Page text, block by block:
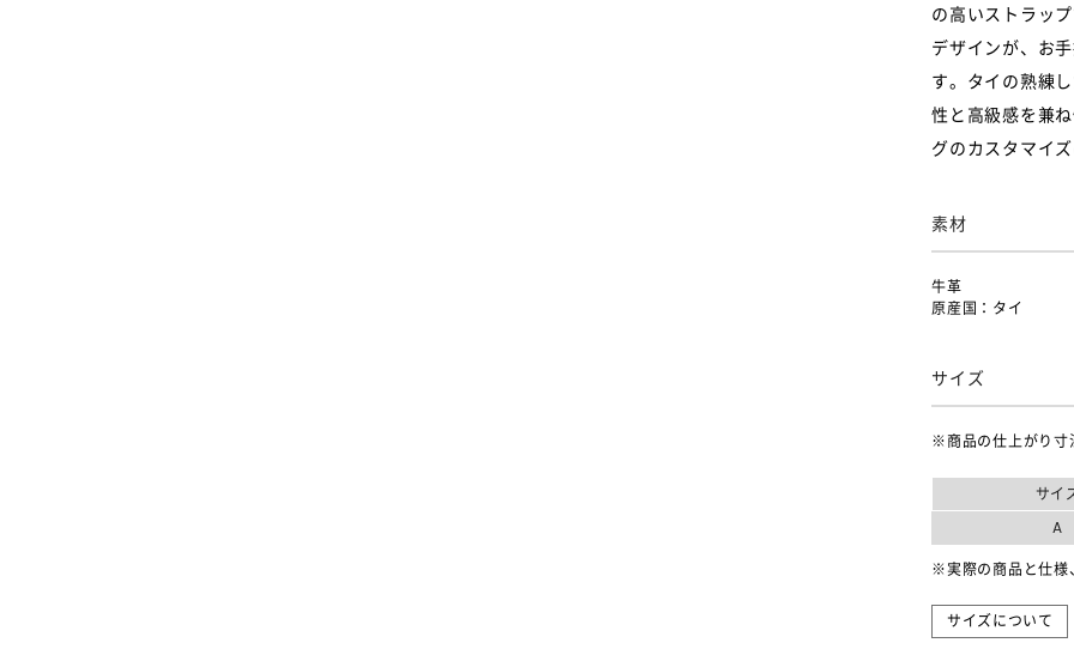
の高いストラッ
デザインが、お
す。タイの熟練
性と高級感を兼
グのカスタマイ
素材
牛革
原産国：タイ
サイズ
※商品の仕上がり寸
サイ
A
※実際の商品と仕様
サイズについて